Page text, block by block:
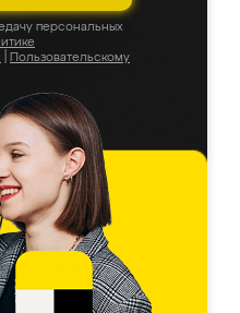
персональных
Пользовательскому